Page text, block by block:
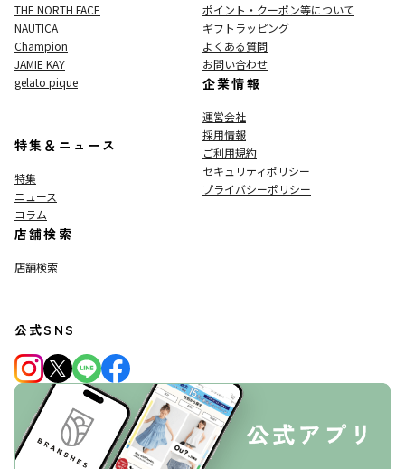
THE NORTH FACE
NAUTICA
Champion
JAMIE KAY
gelato pique
特集＆ニュース
特集
ニュース
コラム
店舗検索
店舗検索
ポイント・クーポン等について
ギフトラッピング
よくある質問
お問い合わせ
企業情報
運営会社
採用情報
ご利用規約
セキュリティポリシー
プライバシーポリシー
公式SNS